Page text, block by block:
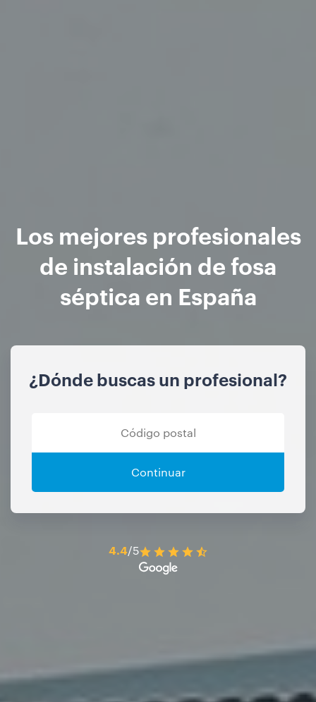
Los mejores profesionales
de instalación de fosa
séptica en España
¿Dónde buscas un profesional?
Continuar
4.4/5